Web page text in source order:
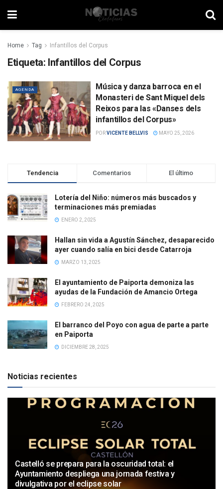
Home Tag Infantillos del Corpus
Etiqueta: Infantillos del Corpus
AGENDA
Música y danza barroca en el
Monasteri de Sant Miquel dels
Reixos para las «Danses dels
infantillos del Corpus»
PORVICENTE BELLVIS MAYO 25, 2026
Tendencia Comentarios El último
Lotería del Niño: números más buscados y
terminaciones más premiadas
ENERO 2, 2025
Hallan sin vida a Agustín Sánchez, desaparecido
ayer cuando salía en bici desde Catarroja
MARZO 13, 2025
El ayuntamiento de Paiporta demoniza las
ayudas de la Fundación de Amancio Ortega
FEBRERO 24, 2025
El barranco del Poyo con agua de parte a parte
en Paiporta
DICIEMBRE 28, 2025
Noticias recientes
Castelló se prepara para la oscuridad total: el
Ayuntamiento despliega una jornada festiva y
divulgativa por el eclipse solar